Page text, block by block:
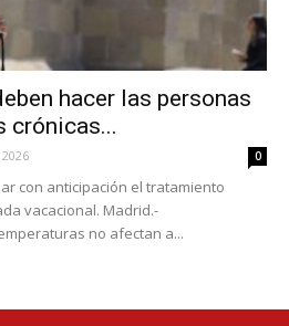
hacer las personas
crónicas...
0
con anticipación el tratamiento
vacacional. Madrid.-
no afectan a...